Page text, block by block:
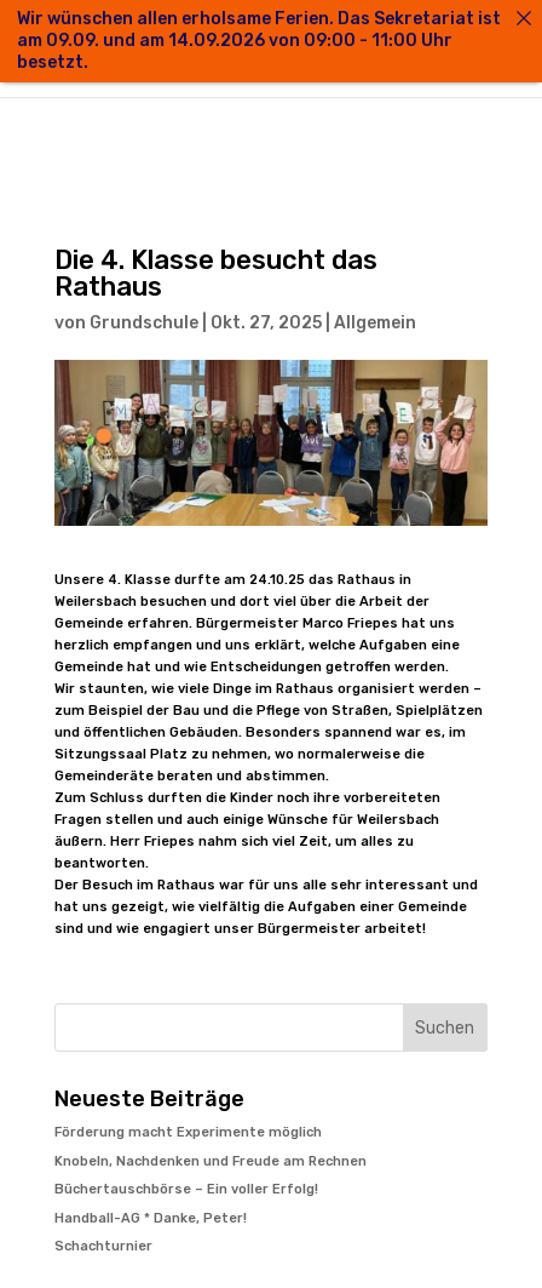
Die 4. Klasse besucht das
Rathaus
von Grundschule| Okt. 27, 2025| Allgemein
Unsere 4. Klasse durfte am 24.10.25 das Rathaus in
Weilersbach besuchen und dort viel über die Arbeit der
Gemeinde erfahren. Bürgermeister Marco Friepes hat uns
herzlich empfangen und uns erklärt, welche Aufgaben eine
Gemeinde hat und wie Entscheidungen getroffen werden.
Wir staunten, wie viele Dinge im Rathaus organisiert werden –
zum Beispiel der Bau und die Pflege von Straßen, Spielplätzen
und öffentlichen Gebäuden. Besonders spannend war es, im
Sitzungssaal Platz zu nehmen, wo normalerweise die
Gemeinderäte beraten und abstimmen.
Zum Schluss durften die Kinder noch ihre vorbereiteten
Fragen stellen und auch einige Wünsche für Weilersbach
äußern. Herr Friepes nahm sich viel Zeit, um alles zu
beantworten.
Der Besuch im Rathaus war für uns alle sehr interessant und
hat uns gezeigt, wie vielfältig die Aufgaben einer Gemeinde
sind und wie engagiert unser Bürgermeister arbeitet!
Suchen
Neueste Beiträge
Förderung macht Experimente möglich
Knobeln, Nachdenken und Freude am Rechnen
Büchertauschbörse – Ein voller Erfolg!
Handball-AG * Danke, Peter!
Schachturnier
Wir wünschen allen erholsame Ferien. Das Sekretariat ist
am 09.09. und am 14.09.2026 von 09:00 - 11:00 Uhr
besetzt.